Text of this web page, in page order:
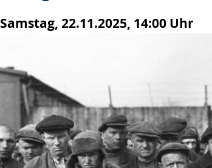
Samstag, 22.11.2025, 14:00 Uhr
angezeigt.